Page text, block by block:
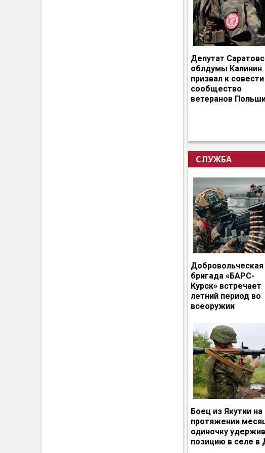
Депутат
облдумы Калинин
призвал к совести
сообщество
ветеранов
СЛУЖБА
Добровольческая
бригада «БАРС-
Курск» встречает
летний период во
всеоружии
Боец из Якутии на
протяжении
одиночку
позицию в селе в